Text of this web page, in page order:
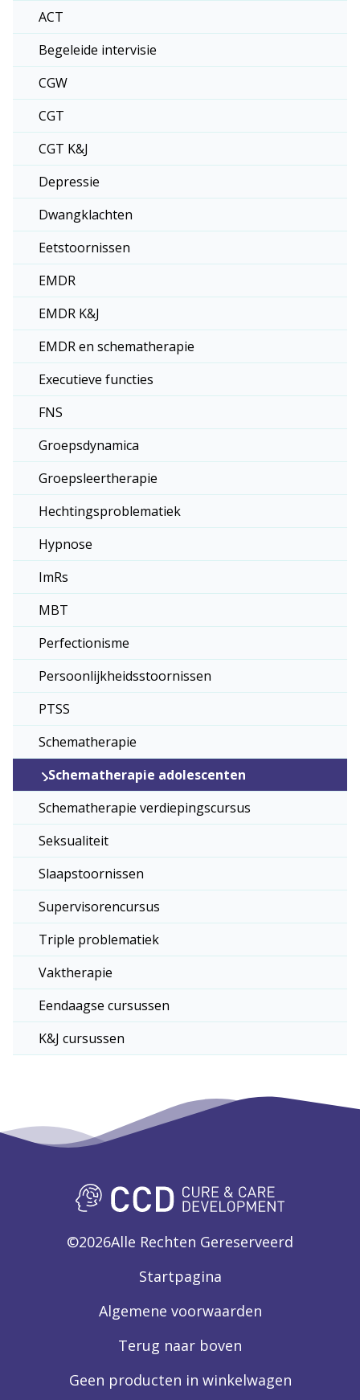
ACT
Begeleide intervisie
CGW
CGT
CGT K&J
Depressie
Dwangklachten
Eetstoornissen
EMDR
EMDR K&J
EMDR en schematherapie
Executieve functies
FNS
Groepsdynamica
Groepsleertherapie
Hechtingsproblematiek
Hypnose
ImRs
MBT
Perfectionisme
Persoonlijkheidsstoornissen
PTSS
Schematherapie
Schematherapie adolescenten
Schematherapie verdiepingscursus
Seksualiteit
Slaapstoornissen
Supervisorencursus
Triple problematiek
Vaktherapie
Eendaagse cursussen
K&J cursussen
©2026Alle Rechten Gereserveerd
Startpagina
Algemene voorwaarden
Terug naar boven
Geen producten in winkelwagen